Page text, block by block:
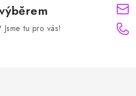
tu pro vás!